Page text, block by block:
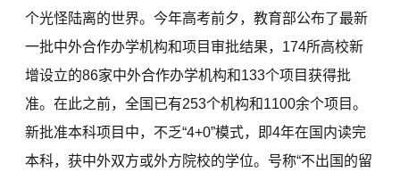
个光怪陆离的世界。今年高考前夕，教育部公布了最新
一批中外合作办学机构和项目审批结果，174所高校新
增设立的86家中外合作办学机构和133个项目获得批
准。在此之前，全国已有253个机构和1100余个项目。
新批准本科项目中，不乏“4+0”模式，即4年在国内读完
本科，获中外双方或外方院校的学位。号称“不出国的留